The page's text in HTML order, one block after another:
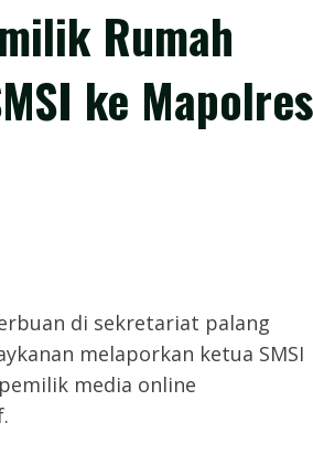
Rumah
ke Mapolres
di sekretariat palang
melaporkan ketua SMSI
media online